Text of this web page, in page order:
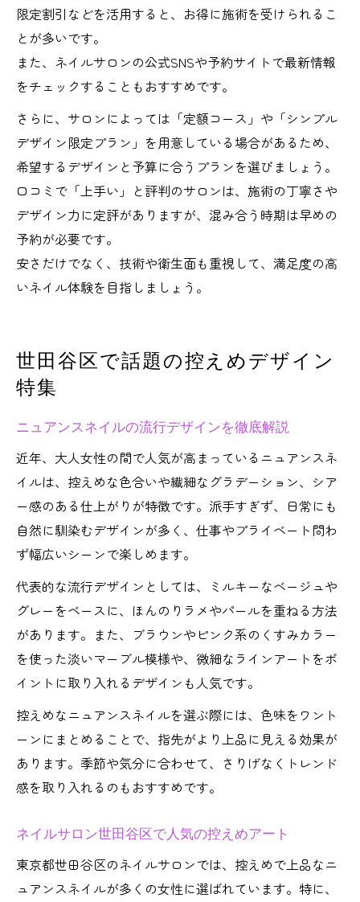
限定割引などを活用すると、お得に施術を受けられるこ
とが多いです。
また、ネイルサロンの公式SNSや予約サイトで最新情報
をチェックすることもおすすめです。
さらに、サロンによっては「定額コース」や「シンプル
デザイン限定プラン」を用意している場合があるため、
希望するデザインと予算に合うプランを選びましょう。
口コミで「上手い」と評判のサロンは、施術の丁寧さや
デザイン力に定評がありますが、混み合う時期は早めの
予約が必要です。
安さだけでなく、技術や衛生面も重視して、満足度の高
いネイル体験を目指しましょう。
世田谷区で話題の控えめデザイン
特集
ニュアンスネイルの流行デザインを徹底解説
近年、大人女性の間で人気が高まっているニュアンスネ
イルは、控えめな色合いや繊細なグラデーション、シア
ー感のある仕上がりが特徴です。派手すぎず、日常にも
自然に馴染むデザインが多く、仕事やプライベート問わ
ず幅広いシーンで楽しめます。
代表的な流行デザインとしては、ミルキーなベージュや
グレーをベースに、ほんのりラメやパールを重ねる方法
があります。また、ブラウンやピンク系のくすみカラー
を使った淡いマーブル模様や、微細なラインアートをポ
イントに取り入れるデザインも人気です。
控えめなニュアンスネイルを選ぶ際には、色味をワント
ーンにまとめることで、指先がより上品に見える効果が
あります。季節や気分に合わせて、さりげなくトレンド
感を取り入れるのもおすすめです。
ネイルサロン世田谷区で人気の控えめアート
東京都世田谷区のネイルサロンでは、控えめで上品なニ
ュアンスネイルが多くの女性に選ばれています。特に、